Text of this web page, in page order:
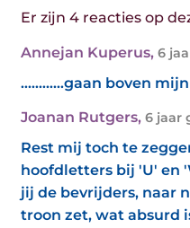
Er zijn 4 reacties op
Annejan Kuperus, 6
………...gaan boven
Joanan Rutgers, 6 jaar
Rest mij toch te
hoofdletters bij 'U' en
jij de bevrijders, naar
troon zet, wat absurd